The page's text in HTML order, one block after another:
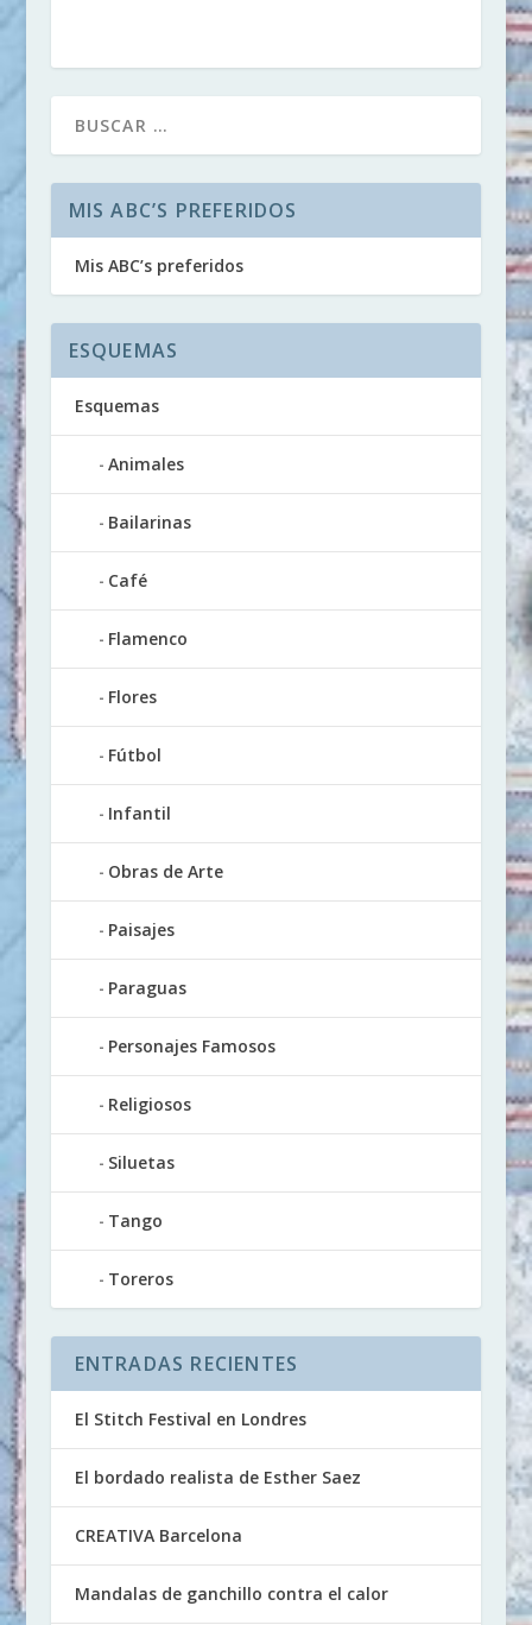
MIS ABC’S PREFERIDOS
Mis ABC’s preferidos
ESQUEMAS
Esquemas
Animales
Bailarinas
Café
Flamenco
Flores
Fútbol
Infantil
Obras de Arte
Paisajes
Paraguas
Personajes Famosos
Religiosos
Siluetas
Tango
Toreros
ENTRADAS RECIENTES
El Stitch Festival en Londres
El bordado realista de Esther Saez
CREATIVA Barcelona
Mandalas de ganchillo contra el calor